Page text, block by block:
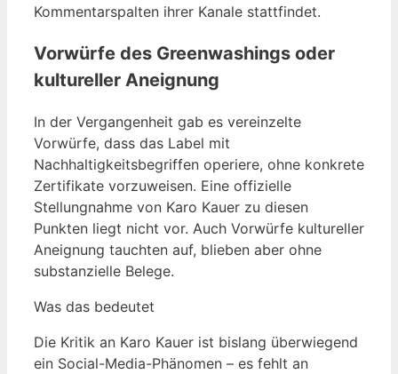
Kommentarspalten ihrer Kanale stattfindet.
Vorwürfe des Greenwashings oder
kultureller Aneignung
In der Vergangenheit gab es vereinzelte
Vorwürfe, dass das Label mit
Nachhaltigkeitsbegriffen operiere, ohne konkrete
Zertifikate vorzuweisen. Eine offizielle
Stellungnahme von Karo Kauer zu diesen
Punkten liegt nicht vor. Auch Vorwürfe kultureller
Aneignung tauchten auf, blieben aber ohne
substanzielle Belege.
Was das bedeutet
Die Kritik an Karo Kauer ist bislang überwiegend
ein Social-Media-Phänomen – es fehlt an